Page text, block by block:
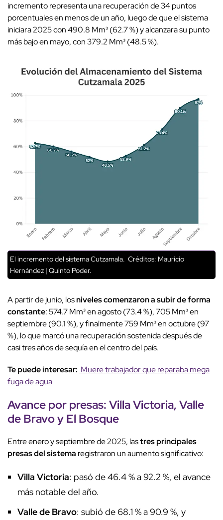
incremento representa una recuperación de 34 puntos
porcentuales en menos de un año, luego de que el sistema
iniciara 2025 con 490.8 Mm³ (62.7 %) y alcanzara su punto
más bajo en mayo, con 379.2 Mm³ (48.5 %).
El incremento del sistema Cutzamala. Créditos: Mauricio
Hernández | Quinto Poder.
A partir de junio, losniveles comenzaron a subir de forma
constante: 574.7 Mm³ en agosto (73.4 %), 705 Mm³ en
septiembre (90.1 %), y finalmente 759 Mm³ en octubre (97
%), lo que marcó una recuperación sostenida después de
casi tres años de sequía en el centro del país.
Te puede interesar: Muere trabajador que reparaba mega
fuga de agua
Avance por presas:Villa Victoria,Valle
de BravoyEl Bosque
Entre enero y septiembre de 2025, lastres principales
presas del sistema registraron un aumento significativo:
Villa Victoria: pasó de 46.4 % a 92.2 %, el avance
más notable del año.
Valle de Bravo: subió de 68.1 % a 90.9 %, y